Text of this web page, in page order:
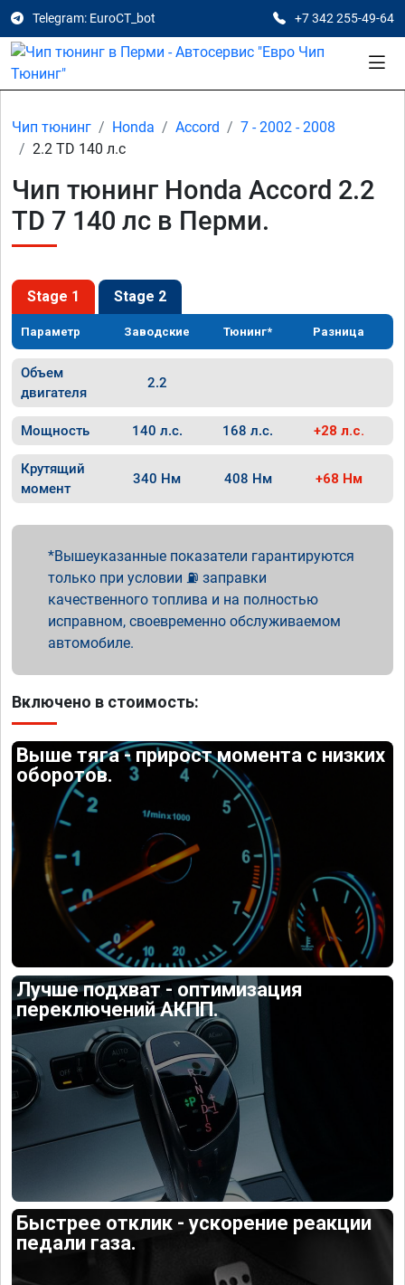
Telegram: EuroCT_bot +7 342 255-49-64
Чип тюнинг Honda Accord
7 - 2002 - 2008
2.2 TD 140 л.с
Чип тюнинг Honda Accord 2.2
TD 7 140 лс в Перми.
Stage 1 Stage 2
Параметр Заводские Тюнинг* Разница
Объем
двигателя
2.2
Мощность 140 л.с. 168 л.с. +28 л.с.
Крутящий
момент
340 Нм 408 Нм +68 Нм
Вышеуказанные показатели гарантируются
только при условии ⛽ заправки
качественного топлива и на полностью
исправном, своевременно обслуживаемом
автомобиле.
Включено в стоимость:
Выше тяга - прирост момента с низких
оборотов.
Лучше подхват - оптимизация
переключений АКПП.
Быстрее отклик - ускорение реакции
педали газа.